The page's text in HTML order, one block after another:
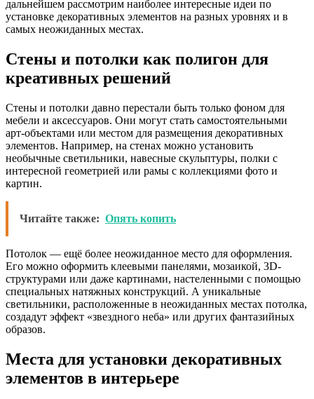
дальнейшем рассмотрим наиболее интересные идеи по
установке декоративных элементов на разных уровнях и в
самых неожиданных местах.
Стены и потолки как полигон для
креативных решений
Стены и потолки давно перестали быть только фоном для
мебели и аксессуаров. Они могут стать самостоятельными
арт-объектами или местом для размещения декоративных
элементов. Например, на стенах можно установить
необычные светильники, навесные скульптуры, полки с
интересной геометрией или рамы с коллекциями фото и
картин.
Читайте также: Опять копить
Потолок — ещё более неожиданное место для оформления.
Его можно оформить клеевыми панелями, мозаикой, 3D-
структурами или даже картинами, настеленными с помощью
специальных натяжных конструкций. А уникальные
светильники, расположенные в неожиданных местах потолка,
создадут эффект «звездного неба» или других фантазийных
образов.
Места для установки декоративных
элементов в интерьере